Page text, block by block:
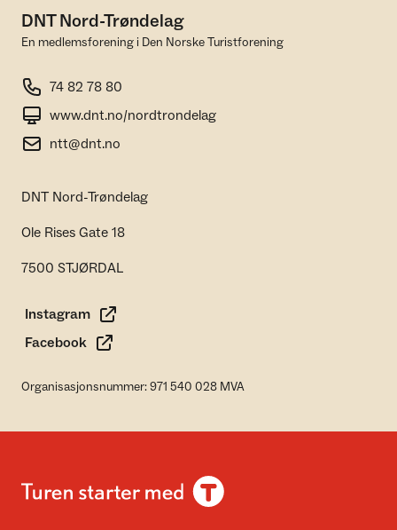
DNT Nord-Trøndelag
En medlemsforening i Den Norske Turistforening
74 82 78 80
www.dnt.no/nordtrondelag
ntt@dnt.no
DNT Nord-Trøndelag
Ole Rises Gate 18
7500 STJØRDAL
Instagram
Facebook
Organisasjonsnummer: 971 540 028 MVA